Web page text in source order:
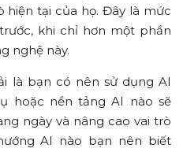
tại của họ. Đây là mức
khi chỉ hơn một phần
nghệ này.
là bạn có nên sử dụng AI
hoặc nền tảng AI nào sẽ
ngày và nâng cao vai trò
AI nào bạn nên biết